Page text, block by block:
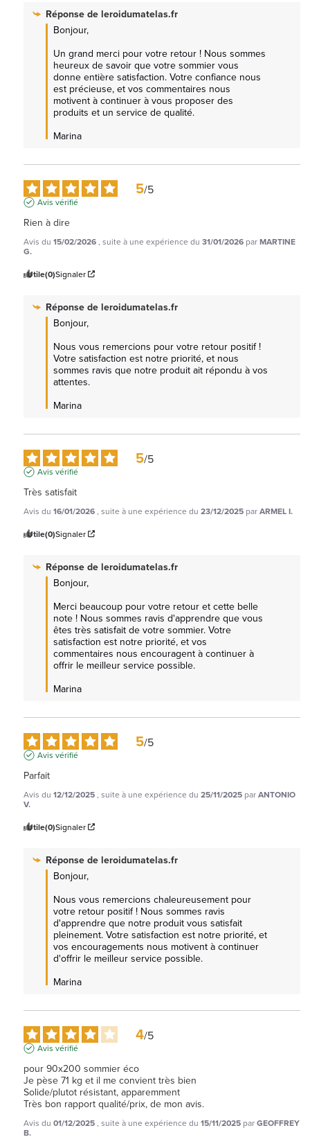
Réponse de leroidumatelas.fr
Bonjour,
Un grand merci pour votre retour ! Nous sommes
heureux de savoir que votre sommier vous
donne entière satisfaction. Votre confiance nous
est précieuse, et vos commentaires nous
motivent à continuer à vous proposer des
produits et un service de qualité.
Marina
5/5
Avis vérifié
Rien à dire
Avis du 15/02/2026, suite à une expérience du 31/01/2026 parMARTINE
G.
Utile(0)Signaler
Réponse de leroidumatelas.fr
Bonjour,
Nous vous remercions pour votre retour positif !
Votre satisfaction est notre priorité, et nous
sommes ravis que notre produit ait répondu à vos
attentes.
Marina
5/5
Avis vérifié
Très satisfait
Avis du 16/01/2026, suite à une expérience du 23/12/2025 parARMEL I.
Utile(0)Signaler
Réponse de leroidumatelas.fr
Bonjour,
Merci beaucoup pour votre retour et cette belle
note ! Nous sommes ravis d'apprendre que vous
êtes très satisfait de votre sommier. Votre
satisfaction est notre priorité, et vos
commentaires nous encouragent à continuer à
offrir le meilleur service possible.
Marina
5/5
Avis vérifié
Parfait
Avis du 12/12/2025, suite à une expérience du 25/11/2025 parANTONIO
V.
Utile(0)Signaler
Réponse de leroidumatelas.fr
Bonjour,
Nous vous remercions chaleureusement pour
votre retour positif ! Nous sommes ravis
d'apprendre que notre produit vous satisfait
pleinement. Votre satisfaction est notre priorité, et
vos encouragements nous motivent à continuer
d'offrir le meilleur service possible.
Marina
4/5
Avis vérifié
pour 90x200 sommier éco
Je pèse 71 kg et il me convient très bien
Solide/plutot résistant, apparemment
Très bon rapport qualité/prix, de mon avis.
Avis du 01/12/2025, suite à une expérience du 15/11/2025 parGEOFFREY
B.